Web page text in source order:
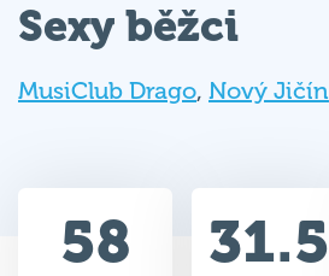
Sexy běžci
MusiClub Drago, Nový Jičín
58 31.5